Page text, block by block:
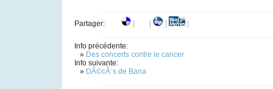
Partager:
Info précédente:
» Des concerts contre le cancer
Info suivante:
» DÃ©cÃ¨s de Bana